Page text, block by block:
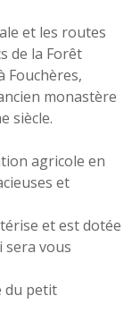
et les routes
de la Forêt
Fouchères,
monastère
siècle.
agricole en
et
et est dotée
sera vous
du petit